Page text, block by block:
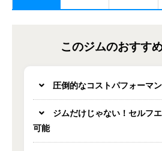
このジムのおすす
圧倒的なコストパフォーマ
ジムだけじゃない！セルフ
可能